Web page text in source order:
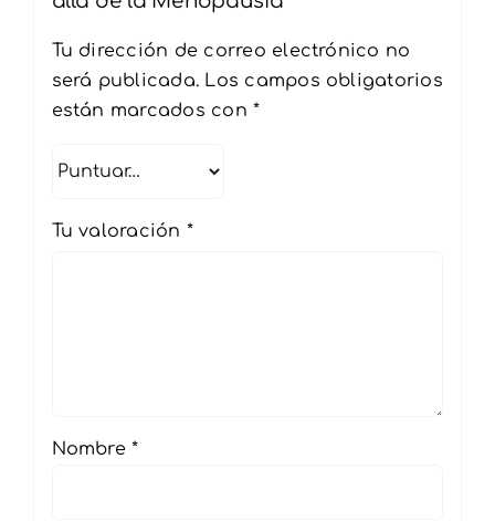
Tu dirección de correo electrónico no
será publicada. Los campos obligatorios
están marcados con*
Tu valoración *
Nombre*